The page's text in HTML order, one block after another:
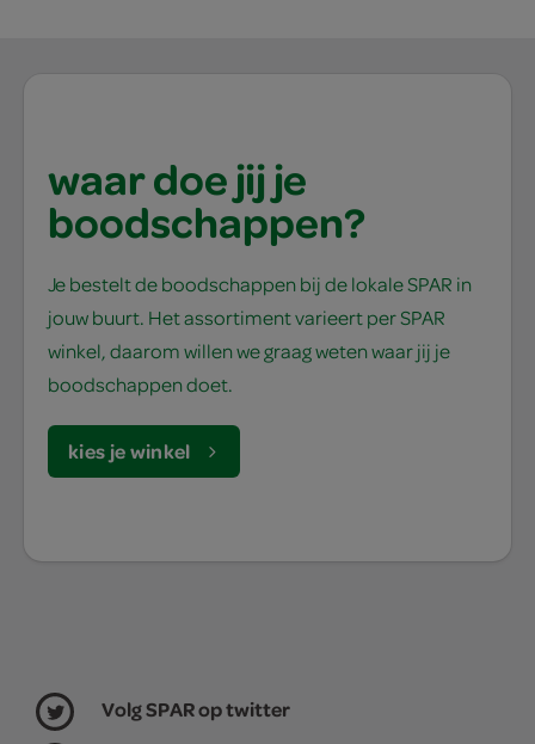
waar doe jij je
boodschappen?
Je bestelt de boodschappen bij de lokale SPAR in
jouw buurt. Het assortiment varieert per SPAR
winkel, daarom willen we graag weten waar jij je
boodschappen doet.
kies je winkel
Volg SPAR op twitter